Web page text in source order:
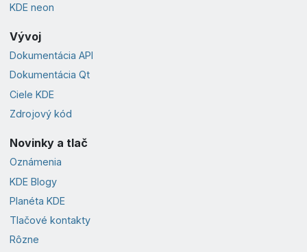
KDE neon
Vývoj
Dokumentácia API
Dokumentácia Qt
Ciele KDE
Zdrojový kód
Novinky a tlač
Oznámenia
KDE Blogy
Planéta KDE
Tlačové kontakty
Rôzne